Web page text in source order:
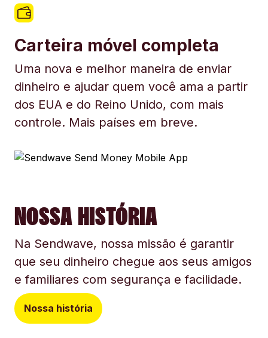
Carteira móvel completa
Uma nova e melhor maneira de enviar
dinheiro e ajudar quem você ama a partir
dos EUA e do Reino Unido, com mais
controle. Mais países em breve.
NOSSA HISTÓRIA
Na Sendwave, nossa missão é garantir
que seu dinheiro chegue aos seus amigos
e familiares com segurança e facilidade.
Nossa história